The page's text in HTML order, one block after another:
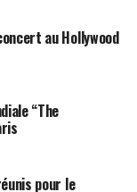
au Hollywood
“The
pour le